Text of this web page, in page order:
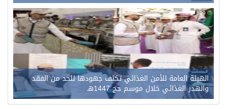
109
0
الهيئة العامة للأمن الغذائي تكثف جهودها للحد من الفقد
والهدر الغذائي خلال موسم حج 1447هـ